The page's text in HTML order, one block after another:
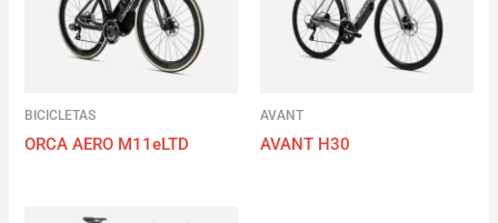
BICICLETAS
ORCA AERO M11eLTD
AVANT
AVANT H30